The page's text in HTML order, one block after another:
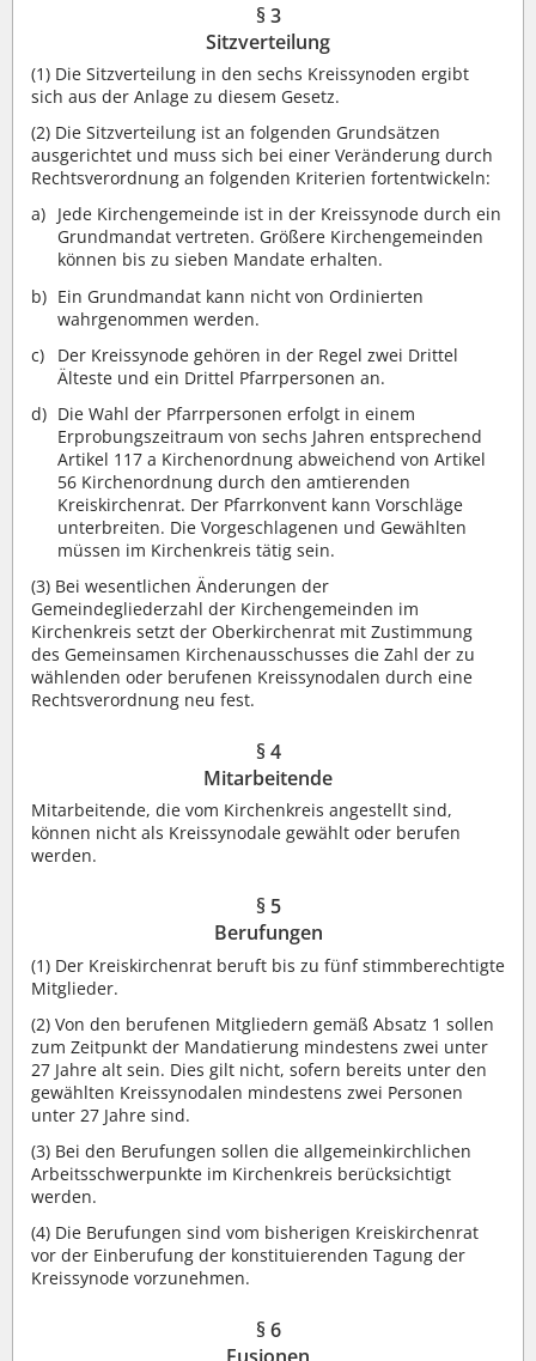
§ 3
Sitzverteilung
(1) Die Sitzverteilung in den sechs Kreissynoden ergibt
sich aus der Anlage zu diesem Gesetz.
(2) Die Sitzverteilung ist an folgenden Grundsätzen
ausgerichtet und muss sich bei einer Veränderung durch
Rechtsverordnung an folgenden Kriterien fortentwickeln:
Jede Kirchengemeinde ist in der Kreissynode durch ein
Grundmandat vertreten. Größere Kirchengemeinden
können bis zu sieben Mandate erhalten.
Ein Grundmandat kann nicht von Ordinierten
wahrgenommen werden.
Der Kreissynode gehören in der Regel zwei Drittel
Älteste und ein Drittel Pfarrpersonen an.
Die Wahl der Pfarrpersonen erfolgt in einem
Erprobungszeitraum von sechs Jahren entsprechend
Artikel 117 a Kirchenordnung abweichend von Artikel
56 Kirchenordnung durch den amtierenden
Kreiskirchenrat. Der Pfarrkonvent kann Vorschläge
unterbreiten. Die Vorgeschlagenen und Gewählten
müssen im Kirchenkreis tätig sein.
(3) Bei wesentlichen Änderungen der
Gemeindegliederzahl der Kirchengemeinden im
Kirchenkreis setzt der Oberkirchenrat mit Zustimmung
des Gemeinsamen Kirchenausschusses die Zahl der zu
wählenden oder berufenen Kreissynodalen durch eine
Rechtsverordnung neu fest.
§ 4
Mitarbeitende
Mitarbeitende, die vom Kirchenkreis angestellt sind,
können nicht als Kreissynodale gewählt oder berufen
werden.
§ 5
Berufungen
(1) Der Kreiskirchenrat beruft bis zu fünf stimmberechtigte
Mitglieder.
(2) Von den berufenen Mitgliedern gemäß Absatz 1 sollen
zum Zeitpunkt der Mandatierung mindestens zwei unter
27 Jahre alt sein. Dies gilt nicht, sofern bereits unter den
gewählten Kreissynodalen mindestens zwei Personen
unter 27 Jahre sind.
(3) Bei den Berufungen sollen die allgemeinkirchlichen
Arbeitsschwerpunkte im Kirchenkreis berücksichtigt
werden.
(4) Die Berufungen sind vom bisherigen Kreiskirchenrat
vor der Einberufung der konstituierenden Tagung der
Kreissynode vorzunehmen.
§ 6